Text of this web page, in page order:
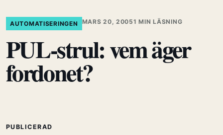
AUTOMATISERINGEN MARS 20, 20051 MIN LÄSNING
PUL-strul: vem äger
fordonet?
PUBLICERAD